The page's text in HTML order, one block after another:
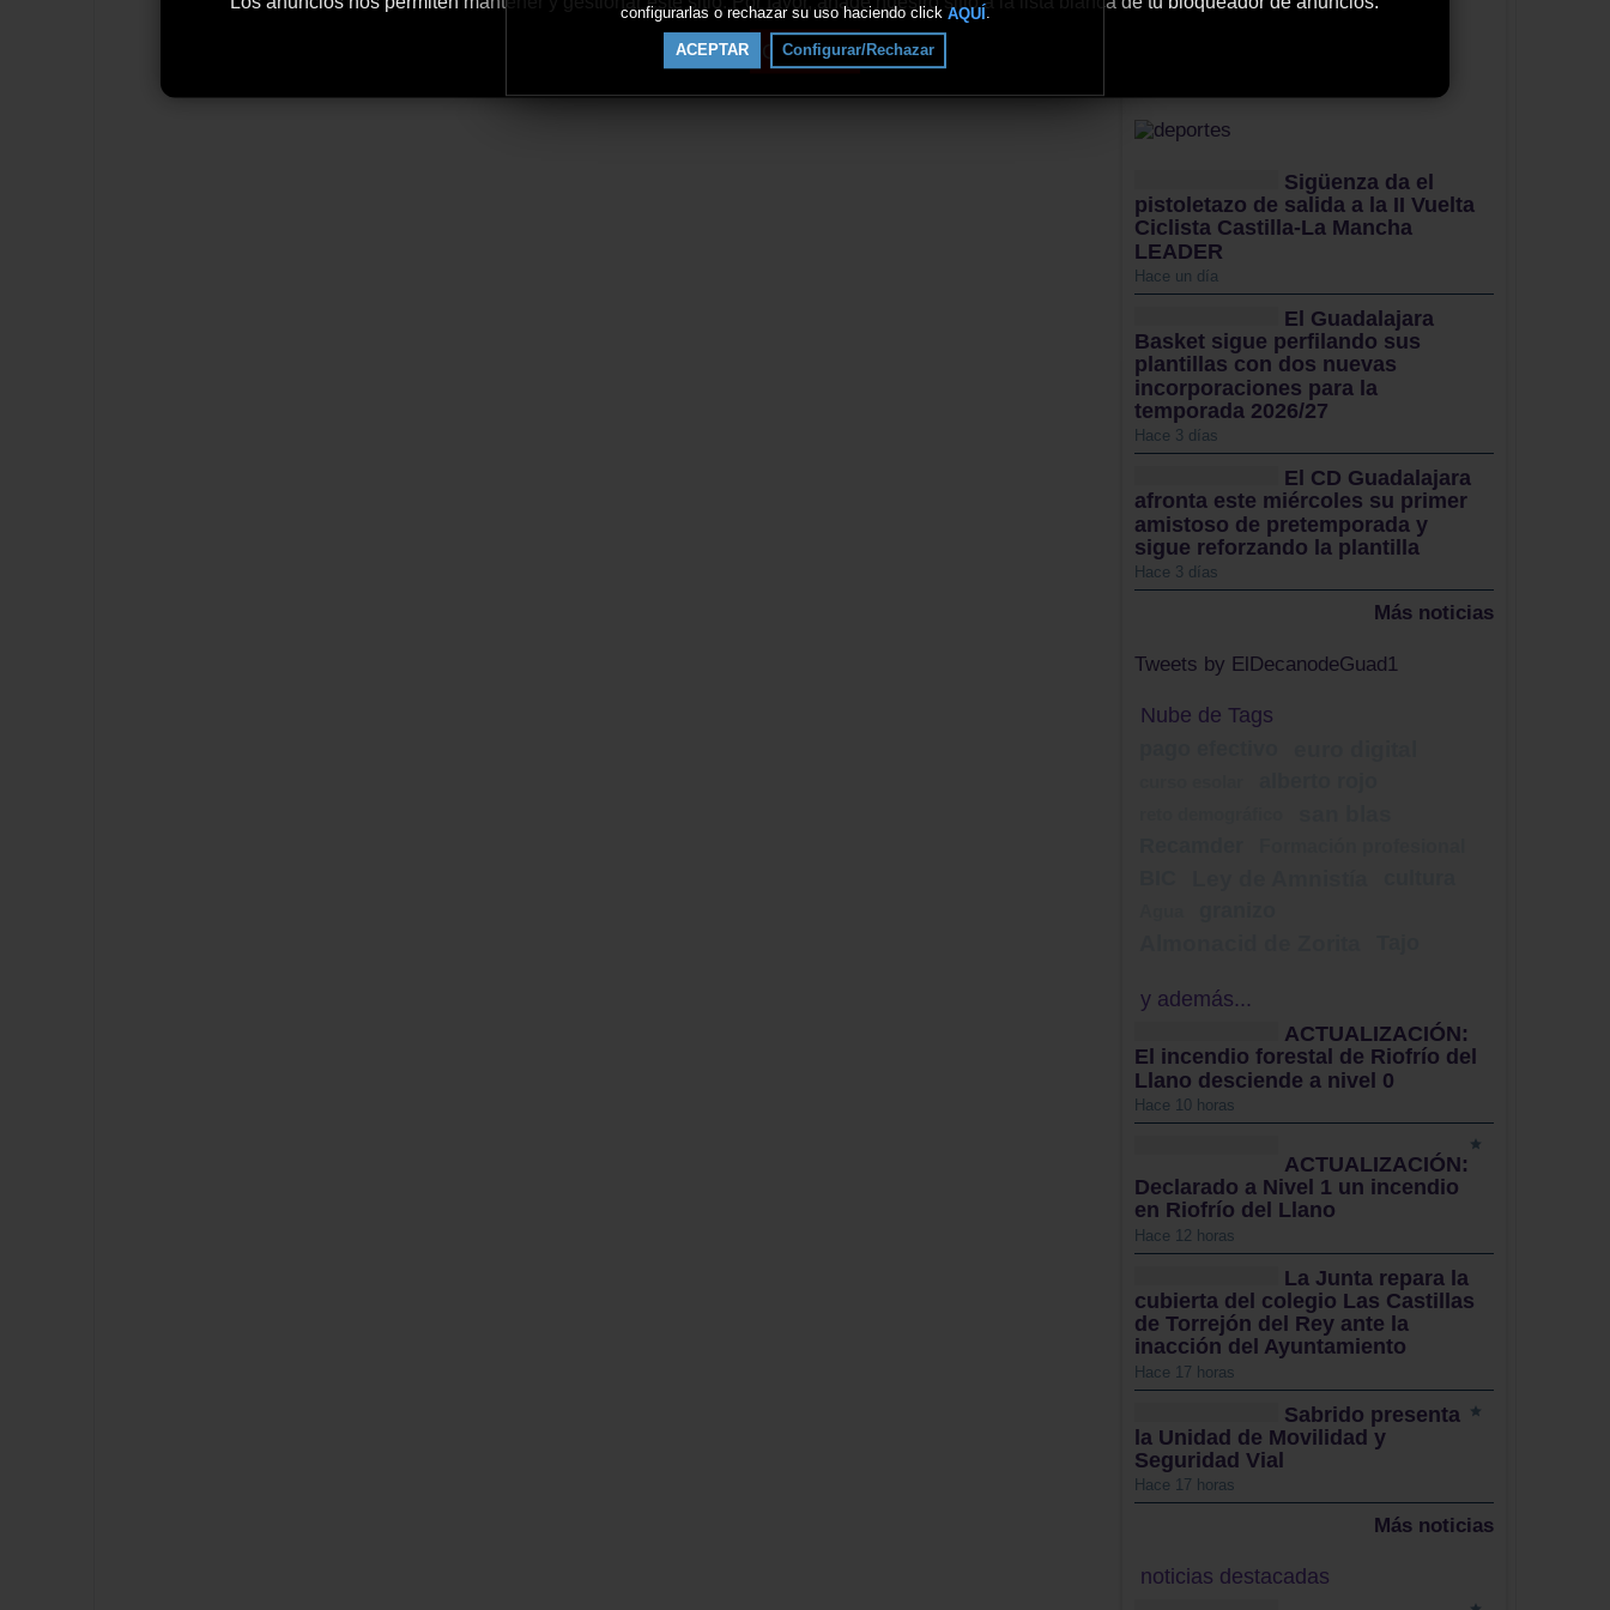
Continuar
configurarlas o rechazar su uso haciendo click AQUÍ
ACEPTAR Configurar/Rechazar
Sigüenza da el
pistoletazo de salida a la II Vuelta
Ciclista Castilla-La Mancha
LEADER
Hace un día
El Guadalajara
Basket sigue perfilando sus
plantillas con dos nuevas
incorporaciones para la
temporada 2026/27
Hace 3 días
El CD Guadalajara
afronta este miércoles su primer
amistoso de pretemporada y
sigue reforzando la plantilla
Hace 3 días
Más noticias
Tweets by ElDecanodeGuad1
Nube de Tags
y además...
ACTUALIZACIÓN:
El incendio forestal de Riofrío del
Llano desciende a nivel 0
Hace 10 horas
ACTUALIZACIÓN:
Declarado a Nivel 1 un incendio
en Riofrío del Llano
Hace 12 horas
La Junta repara la
cubierta del colegio Las Castillas
de Torrejón del Rey ante la
inacción del Ayuntamiento
Hace 17 horas
Sabrido presenta
la Unidad de Movilidad y
Seguridad Vial
Hace 17 horas
Más noticias
noticias destacadas